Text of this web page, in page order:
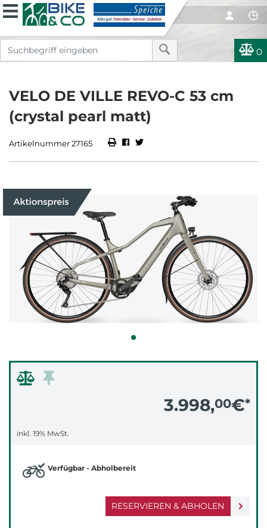
0
VELO DE VILLE REVO-C 53 cm
(crystal pearl matt)
Artikelnummer 27165
3.998,00€*
inkl. 19% MwSt.
RESERVIEREN & ABHOLEN
Verfügbar - Abholbereit